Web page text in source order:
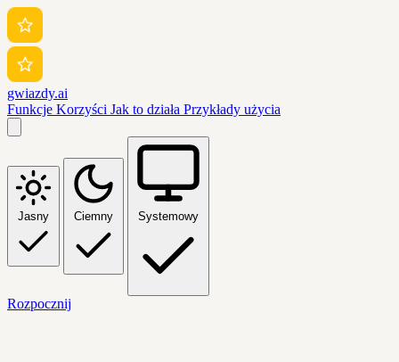
gwiazdy.ai
Funkcje Korzyści Jak to działa Przykłady użycia
Jasny Ciemny Systemowy
Rozpocznij